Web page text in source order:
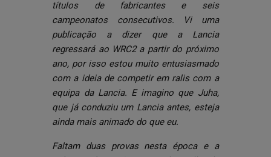
títulos de fabricantes e seis
campeonatos consecutivos. Vi uma
publicação a dizer que a Lancia
regressará ao WRC2 a partir do próximo
ano, por isso estou muito entusiasmado
com a ideia de competir em ralis com a
equipa da Lancia. E imagino que Juha,
que já conduziu um Lancia antes, esteja
ainda mais animado do que eu.
Faltam duas provas nesta época e a